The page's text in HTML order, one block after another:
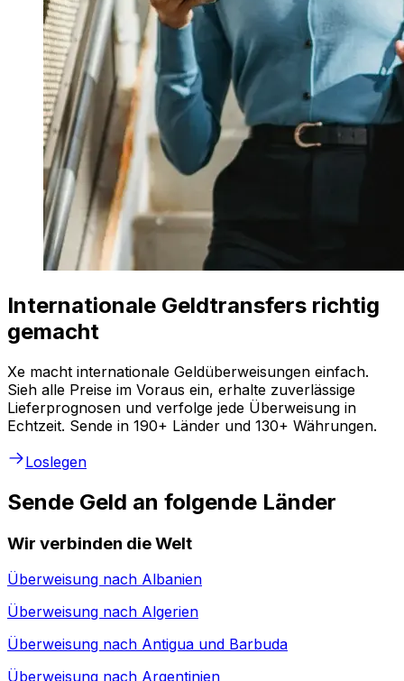
Internationale Geldtransfers richtig
gemacht
Xe macht internationale Geldüberweisungen einfach.
Sieh alle Preise im Voraus ein, erhalte zuverlässige
Lieferprognosen und verfolge jede Überweisung in
Echtzeit. Sende in 190+ Länder und 130+ Währungen.
Loslegen
Sende Geld an folgende Länder
Wir verbinden die Welt
Überweisung nach Albanien
Überweisung nach Algerien
Überweisung nach Antigua und Barbuda
Überweisung nach Argentinien